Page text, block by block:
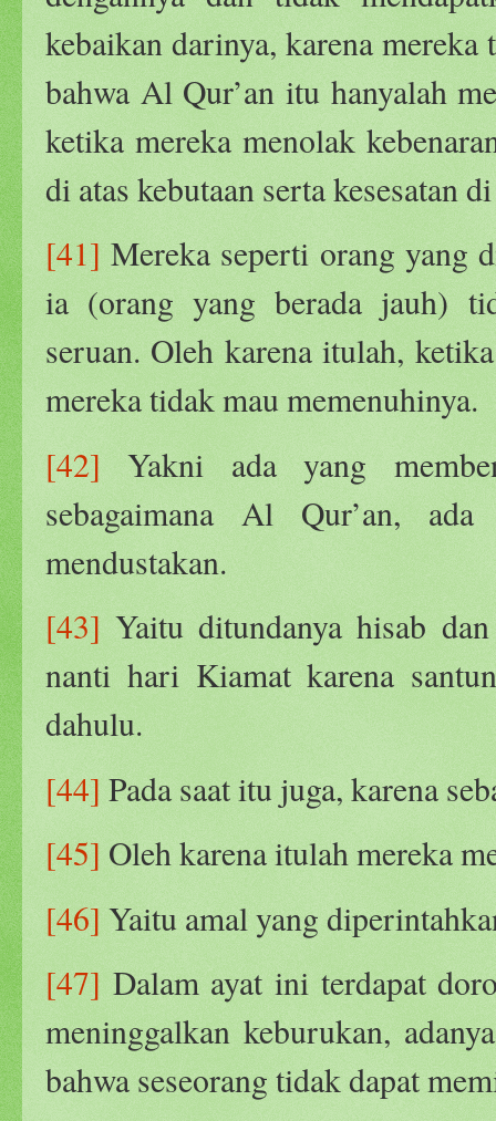
kebaikan darinya, karena
bahwa Al Qur’an itu hanyalah
ketika mereka menolak
di atas kebutaan serta kesesatan
[41] Mereka seperti orang yang
ia (orang yang berada jauh)
seruan. Oleh karena itulah,
mereka tidak mau memenuhinya.
[42] Yakni ada yang
sebagaimana Al Qur’an,
mendustakan.
[43] Yaitu ditundanya hisab
nanti hari Kiamat karena
dahulu.
[44] Pada saat itu juga, karena
[45] Oleh karena itulah mereka
[46] Yaitu amal yang
[47] Dalam ayat ini terdapat
meninggalkan keburukan,
bahwa seseorang tidak dapat